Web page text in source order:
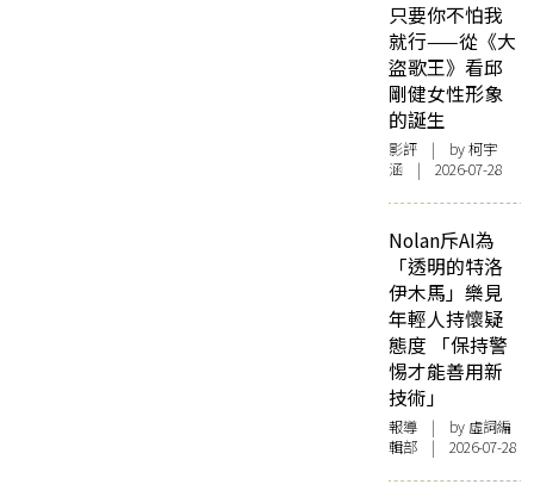
只要你不怕我
就行——從《大
盜歌王》看邱
剛健女性形象
的誕生
影評 | by 柯宇
涵 | 2026-07-28
Nolan斥AI為
「透明的特洛
伊木馬」樂見
年輕人持懷疑
態度 「保持警
惕才能善用新
技術」
報導 | by 虛詞編
輯部 | 2026-07-28